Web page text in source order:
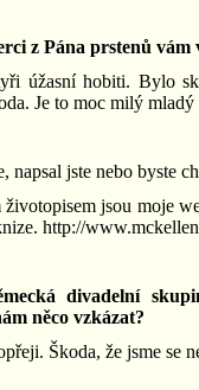
z Pána prstenů vám
úžasní hobiti. Bylo
Je to moc milý mladý
napsal jste nebo byste
jsou moje
http://
divadelní
něco vzkázat?
Škoda, že jsme se